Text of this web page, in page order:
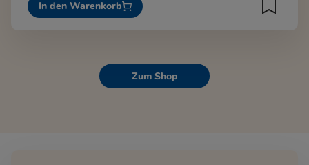
In den Warenkorb
Zum Shop